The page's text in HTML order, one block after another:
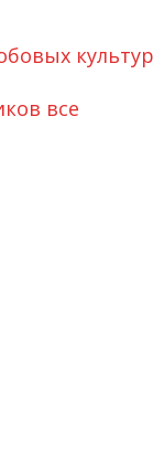
культур
все